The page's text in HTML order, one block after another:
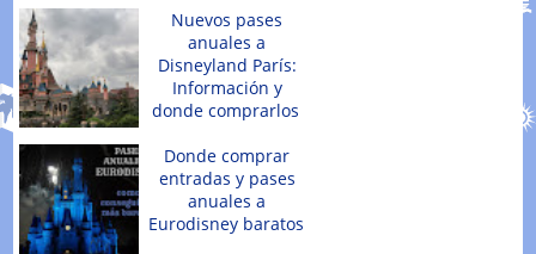
Nuevos pases
anuales a
Disneyland París:
Información y
donde comprarlos
Donde comprar
entradas y pases
anuales a
Eurodisney baratos